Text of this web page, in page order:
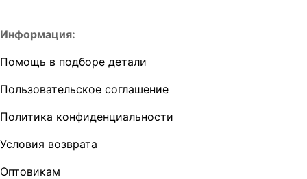
Информация:
Помощь в подборе детали
Пользовательское соглашение
Политика конфиденциальности
Условия возврата
Оптовикам